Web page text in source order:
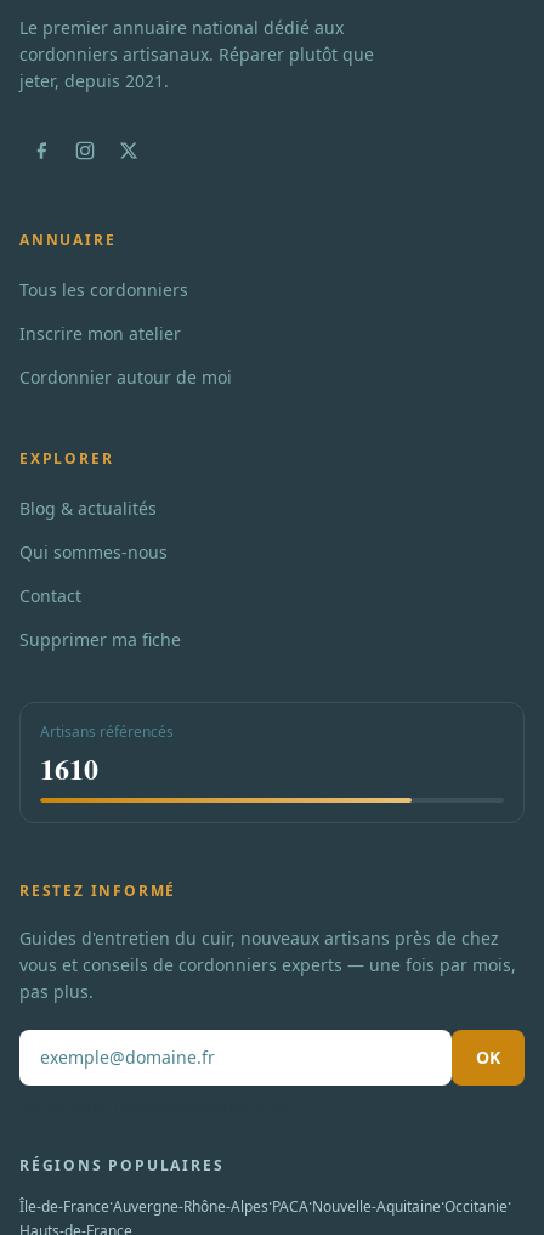
Le premier annuaire national dédié aux
cordonniers artisanaux. Réparer plutôt que
jeter, depuis 2021.
ANNUAIRE
Tous les cordonniers
Inscrire mon atelier
Cordonnier autour de moi
EXPLORER
Blog & actualités
Qui sommes-nous
Contact
Supprimer ma fiche
Artisans référencés
1610
RESTEZ INFORMÉ
Guides d'entretien du cuir, nouveaux artisans près de chez
vous et conseils de cordonniers experts — une fois par mois,
pas plus.
OK
RÉGIONS POPULAIRES
Île-de-France·Auvergne-Rhône-Alpes·PACA·Nouvelle-Aquitaine·Occitanie·
Hauts-de-France